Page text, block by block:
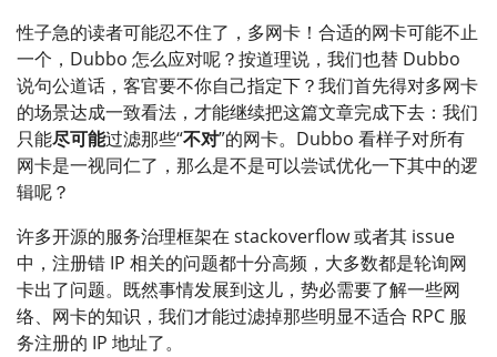
性子急的读者可能忍不住了，多网卡！合适的网卡可能不止
一个，Dubbo 怎么应对呢？按道理说，我们也替 Dubbo
说句公道话，客官要不你自己指定下？我们首先得对多网卡
的场景达成一致看法，才能继续把这篇文章完成下去：我们
只能尽可能过滤那些“不对”的网卡。Dubbo 看样子对所有
网卡是一视同仁了，那么是不是可以尝试优化一下其中的逻
辑呢？
许多开源的服务治理框架在 stackoverflow 或者其 issue
中，注册错 IP 相关的问题都十分高频，大多数都是轮询网
卡出了问题。既然事情发展到这儿，势必需要了解一些网
络、网卡的知识，我们才能过滤掉那些明显不适合 RPC 服
务注册的 IP 地址了。